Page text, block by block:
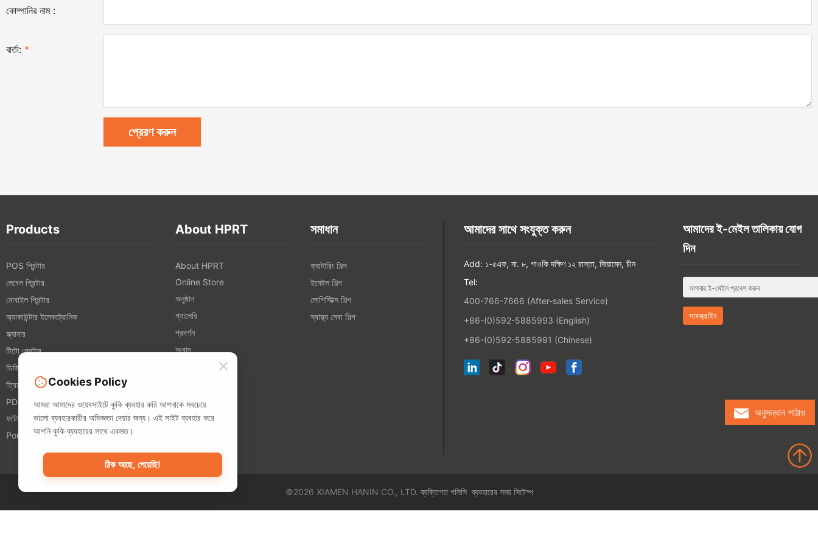
কোম্পানির নাম :
বার্তা: *
Products
POS প্রিন্টার
লেবেল প্রিন্টার
মোবাইল প্রিন্টার
অ্যাকাউন্টার ইলেকট্রোনিক
স্ক্যানার
টিটো প্রেন্টার
ডিজিটাল টেক্সটাইল প্রিন্টার
ত্রিমাত্রিক প্রিন্টার
PDA
ফটো প্রিন্টার
Portable A4 Printer
About HPRT
About HPRT
Online Store
অনুষ্ঠান
গ্যালেরি
প্রদর্শন
সংবাদ
সমাধান
ক্যাটারিং শিল্প
ইমেইল শিল্প
লোগিস্টিক্স শিল্প
স্বাস্থ্য সেবা শিল্প
আমাদের সাথে সংযুক্ত করুন
Add: ১-৫এফ, না. ৮, গাওকি দক্ষিণ ১২ রাস্তা, জিয়ামেন, চীন
Tel:
400-766-7666 (After-sales Service)
+86-(0)592-5885993 (English)
+86-(0)592-5885991 (Chinese)
আমাদের ই-মেইল তালিকায় যোগ
দিন
©2026 XIAMEN HANIN CO., LTD.ব্যক্তিগত পলিসি ব্যবহারের সময় সিটেম্প
Cookies Policy
আমরা আমাদের ওয়েবসাইটে কুকি ব্যবহার করি আপনাকে সবচেয়ে
ভালো ব্যবহারকারীর অভিজ্ঞতা দেয়ার জন্য। এই সাইট ব্যবহার করে
আপনি কুকি ব্যবহারের সাথে একমত।
ঠিক আছে, পেয়েছি!
অনুসন্ধান পাঠাও